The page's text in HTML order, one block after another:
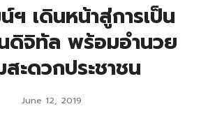
เดินหน้าสู่การเป็น
ดิจิทัล พร้อมอำนวย
สะดวกประชาชน
June 12, 2019